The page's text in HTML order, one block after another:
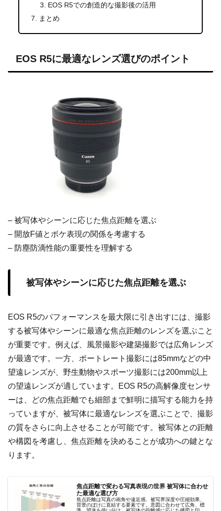
EOS R5での創造的な撮影後の活用
まとめ
EOS R5に最適なレンズ選びのポイント
– 被写体やシーンに応じた焦点距離を選ぶ
– 開放F値とボケ表現の関係を考慮する
– 防塵防滴性能の重要性を理解する
被写体やシーンに応じた焦点距離を選ぶ
EOS R5のパフォーマンスを最大限に引き出すには、撮影
する被写体やシーンに最適な焦点距離のレンズを選ぶこと
が重要です。例えば、風景撮影や建築撮影では広角レンズ
が最適です。一方、ポートレート撮影には85mmなどの中
望遠レンズが、野生動物やスポーツ撮影には200mm以上
の望遠レンズが適しています。EOS R5の高解像度センサ
ーは、どの焦点距離でも細部まで鮮明に描写する能力を持
っていますが、被写体に最適なレンズを選ぶことで、撮影
の質をさらに向上させることが可能です。被写体との距離
や構図を考慮し、焦点距離を決めることが成功への鍵とな
ります。
焦点距離で変わる写真表現の世界 被写体に合わせ
た最適な選び方
焦点距離は写真の画角や遠近感、被写界深度や圧縮効果、
背景のぼけに直結する要素です。意図に合わせて広角、標